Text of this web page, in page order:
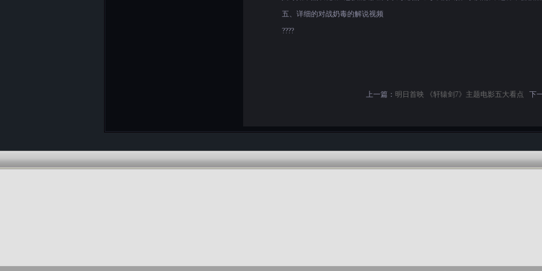
五、详细的对战奶毒的解说视频
????
上一篇： 明日首映 《轩辕剑7》主题电影五大看点 下